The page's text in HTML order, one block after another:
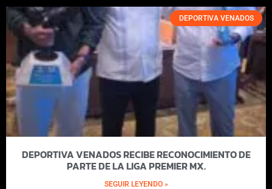
DEPORTIVA VENADOS
DEPORTIVA VENADOS RECIBE RECONOCIMIENTO DE
PARTE DE LA LIGA PREMIER MX.
SEGUIR LEYENDO »